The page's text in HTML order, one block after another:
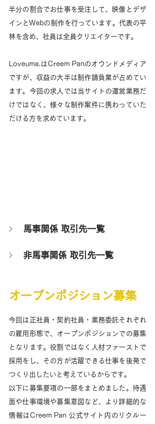
半分の割合でお仕事を受注して、映像とデザ
インとWebの制作を行っています。代表の平
林を含め、社員は全員クリエイターです。
Loveuma.はCreem Panのオウンドメディア
ですが、収益の大半は制作請負業が占めてい
ます。今回の求人では当サイトの運営業務だ
けではなく、様々な制作案件に携わっていた
だける方を求めています。
馬事関係 取引先一覧
非馬事関係 取引先一覧
オープンポジション募集
今回は正社員・契約社員・業務委託それぞれ
の雇用形態で、オープンポジションでの募集
となります。役割ではなく人材ファーストで
採用をし、その方が活躍できる仕事を後発で
つくり出したいと考えているからです。
以下に募集要項の一部をまとめました。待遇
面や仕事環境や募集意図など、より詳細的な
情報はCreem Pan 公式サイト内のリクルー